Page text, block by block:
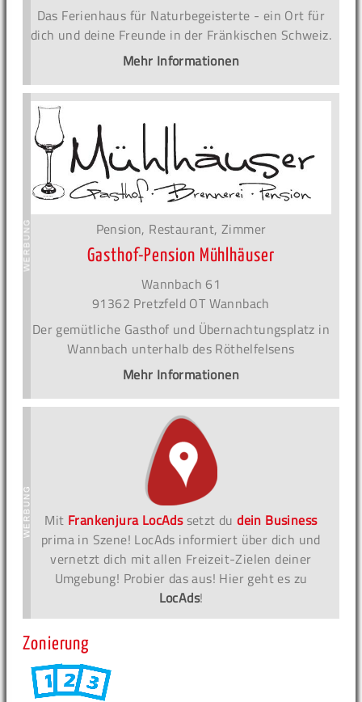
Das Ferienhaus für Naturbegeisterte - ein Ort für
dich und deine Freunde in der Fränkischen Schweiz.
Mehr Informationen
Pension, Restaurant, Zimmer
Gasthof-Pension Mühlhäuser
Wannbach 61
91362 Pretzfeld OT Wannbach
Der gemütliche Gasthof und Übernachtungsplatz in
Wannbach unterhalb des Röthelfelsens
Mehr Informationen
Mit Frankenjura LocAdssetzt dudein Business
prima in Szene! LocAds informiert über dich und
vernetzt dich mit allen Freizeit-Zielen deiner
Umgebung! Probier das aus! Hier geht es zu
LocAds!
Zonierung